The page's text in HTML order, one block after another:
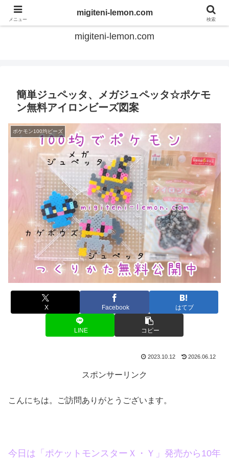
てのひらアイロンビーズ
migiteni-lemon.com
簡単ジュペッタ、メガジュペッタ☆ポケモ
ン無料アイロンビーズ図案
ポケモン100均ビーズ
X Facebook はてブ
LINE コピー
2023.10.12 2026.06.12
スポンサーリンク
こんにちは。ご訪問ありがとうございます。
今日は「ポケットモンスターＸ・Ｙ」発売から10年
メニュー
migiteni-lemon.com
検索